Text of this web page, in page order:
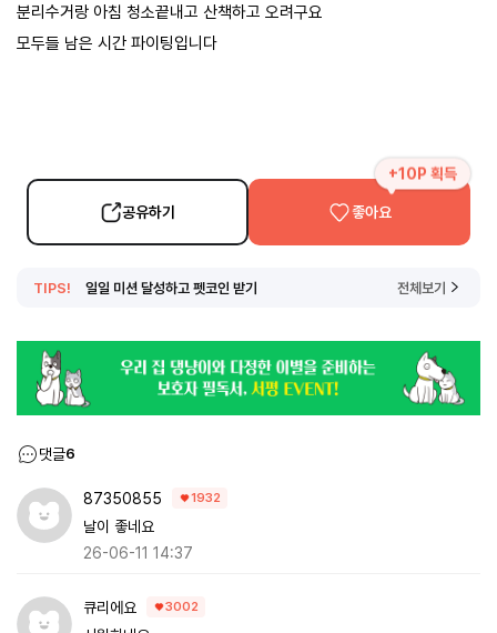
분리수거랑 아침 청소끝내고 산책하고 오려구요
모두들 남은 시간 파이팅입니다
공유하기
+10P 획득
좋아요
TIPS! 일일 미션 달성하고 펫코인 받기 전체보기
댓글6
87350855 1932
날이 좋네요
26-06-11 14:37
큐리에요 3002